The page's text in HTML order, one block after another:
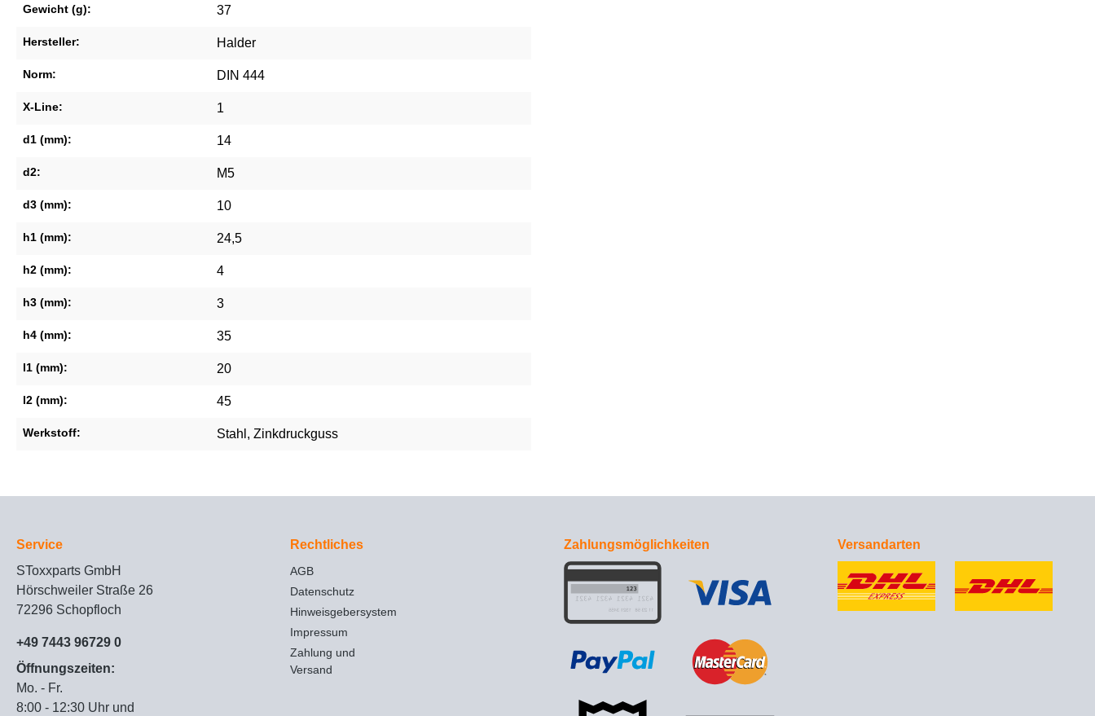
Gewicht (g): 37
Hersteller: Halder
Norm: DIN 444
X-Line: 1
d1 (mm): 14
d2: M5
d3 (mm): 10
h1 (mm): 24,5
h2 (mm): 4
h3 (mm): 3
h4 (mm): 35
l1 (mm): 20
l2 (mm): 45
Werkstoff: Stahl , Zinkdruckguss
Service
SToxxparts GmbH
Hörschweiler Straße 26
72296 Schopfloch
+49 7443 96729 0
Öffnungszeiten:
Mo. - Fr.
8:00 - 12:30 Uhr und
Rechtliches
AGB
Datenschutz
Hinweisgebersystem
Impressum
Zahlung und
Versand
Zahlungsmöglichkeiten Versandarten